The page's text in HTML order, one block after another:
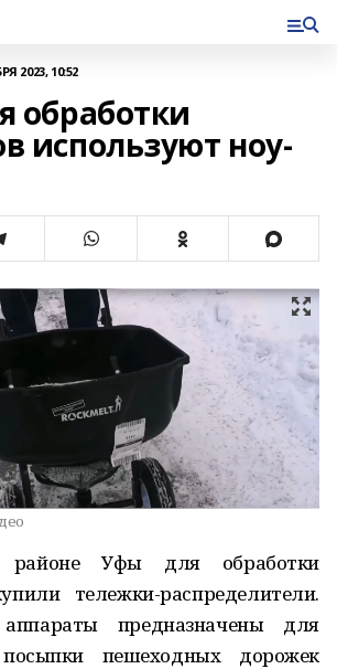
2023, 10:52
обработки
используют ноу-
районе Уфы для обработки
тележки-распределители.
предназначены для
пешеходных дорожек